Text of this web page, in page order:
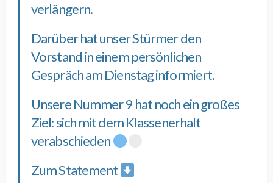
verlängern.
Darüber hat unser Stürmer den
Vorstand in einem persönlichen
Gespräch am Dienstag informiert.
Unsere Nummer 9 hat noch ein großes
Ziel: sich mit dem Klassenerhalt
verabschieden
Zum Statement